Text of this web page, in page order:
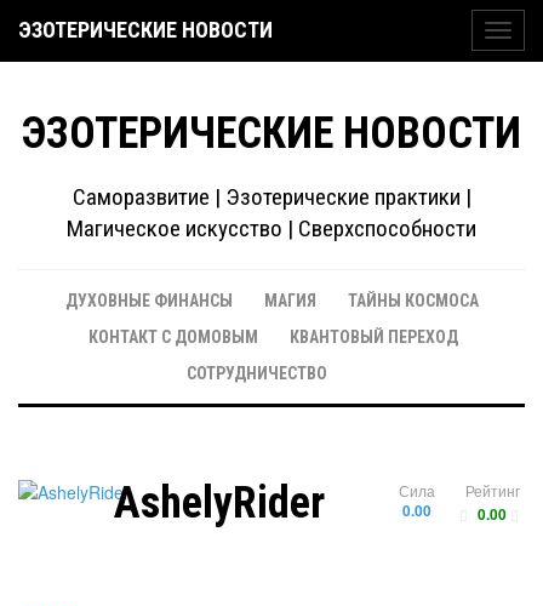
ЭЗОТЕРИЧЕСКИЕ НОВОСТИ
ЭЗОТЕРИЧЕСКИЕ НОВОСТИ
Саморазвитие | Эзотерические практики |
Магическое искусство | Сверхспособности
ДУХОВНЫЕ ФИНАНСЫ МАГИЯ
ТАЙНЫ КОСМОСА
КОНТАКТ С ДОМОВЫМ
КВАНТОВЫЙ ПЕРЕХОД
СОТРУДНИЧЕСТВО
Рейтинг
0.00
Сила
0.00
AshelyRider